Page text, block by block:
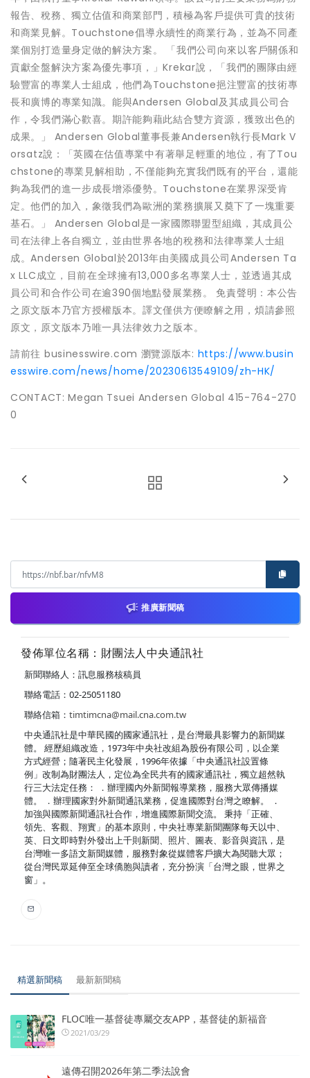
報告、稅務、獨立估值和商業部門，積極為客戶提供可貴的技術
和商業見解。Touchstone倡導永續性的商業行為，並為不同產
業個別打造量身定做的解決方案。 「我們公司向來以客戶關係和
貢獻全盤解決方案為優先事項，」Krekar說，「我們的團隊由經
驗豐富的專業人士組成，他們為Touchstone挹注豐富的技術專
長和廣博的專業知識。能與Andersen Global及其成員公司合
作，令我們滿心歡喜。期許能夠藉此結合雙方資源，獲致出色的
成果。」 Andersen Global董事長兼Andersen執行長Mark V
orsatz說：「英國在估值專業中有著舉足輕重的地位，有了Tou
chstone的專業見解相助，不僅能夠充實我們既有的平台，還能
夠為我們的進一步成長增添優勢。Touchstone在業界深受肯
定。他們的加入，象徵我們為歐洲的業務擴展又奠下了一塊重要
基石。」 Andersen Global是一家國際聯盟型組織，其成員公
司在法律上各自獨立，並由世界各地的稅務和法律專業人士組
成。Andersen Global於2013年由美國成員公司Andersen Ta
x LLC成立，目前在全球擁有13,000多名專業人士，並透過其成
員公司和合作公司在逾390個地點發展業務。 免責聲明：本公告
之原文版本乃官方授權版本。譯文僅供方便瞭解之用，煩請參照
原文，原文版本乃唯一具法律效力之版本。
請前往 businesswire.com 瀏覽源版本: https://www.busin
esswire.com/news/home/20230613549109/zh-HK/
CONTACT: Megan Tsuei Andersen Global 415-764-270
0
推廣新聞稿
發佈單位名稱：財團法人中央通訊社
新聞聯絡人：訊息服務核稿員
聯絡電話：02-25051180
聯絡信箱： timtimcna@mail.cna.com.tw
中央通訊社是中華民國的國家通訊社，是台灣最具影響力的新聞媒
體。 經歷組織改造，1973年中央社改組為股份有限公司，以企業
方式經營；隨著民主化發展，1996年依據「中央通訊社設置條
例」改制為財團法人，定位為全民共有的國家通訊社，獨立超然執
行三大法定任務： ．辦理國內外新聞報導業務，服務大眾傳播媒
體。 ．辦理國家對外新聞通訊業務，促進國際對台灣之瞭解。 ．
加強與國際新聞通訊社合作，增進國際新聞交流。 秉持「正確、
領先、客觀、翔實」的基本原則，中央社專業新聞團隊每天以中、
英、日文即時對外發出上千則新聞、照片、圖表、影音與資訊，是
台灣唯一多語文新聞媒體，服務對象從媒體客戶擴大為閱聽大眾；
從台灣民眾延伸至全球僑胞與讀者，充分扮演「台灣之眼，世界之
窗」。
精選新聞稿 最新新聞稿
FLOC唯一基督徒專屬交友APP，基督徒的新福音
2021/03/29
遠傳召開2026年第二季法說會